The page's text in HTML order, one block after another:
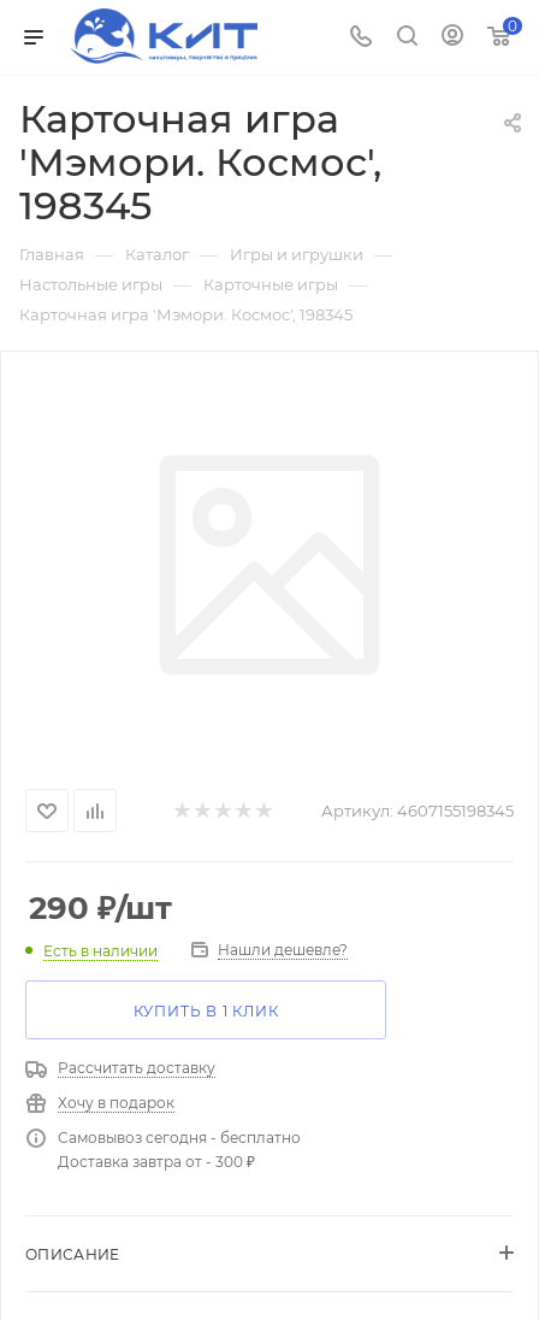
0
Карточная игра
'Мэмори. Космос',
198345
Главная — Каталог — Игры и игрушки —
Настольные игры — Карточные игры —
Карточная игра 'Мэмори. Космос', 198345
Артикул: 4607155198345
290 ₽/шт
Есть в наличии Нашли дешевле?
КУПИТЬ В 1 КЛИК
Рассчитать доставку
Хочу в подарок
Самовывоз сегодня - бесплатно
Доставка завтра от - 300 ₽
ОПИСАНИЕ